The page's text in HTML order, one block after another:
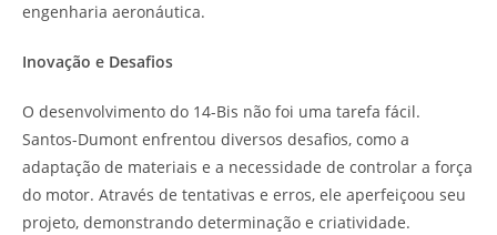
engenharia aeronáutica.
Inovação e Desafios
O desenvolvimento do 14-Bis não foi uma tarefa fácil.
Santos-Dumont enfrentou diversos desafios, como a
adaptação de materiais e a necessidade de controlar a força
do motor. Através de tentativas e erros, ele aperfeiçoou seu
projeto, demonstrando determinação e criatividade.